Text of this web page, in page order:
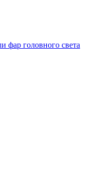
фар головного света